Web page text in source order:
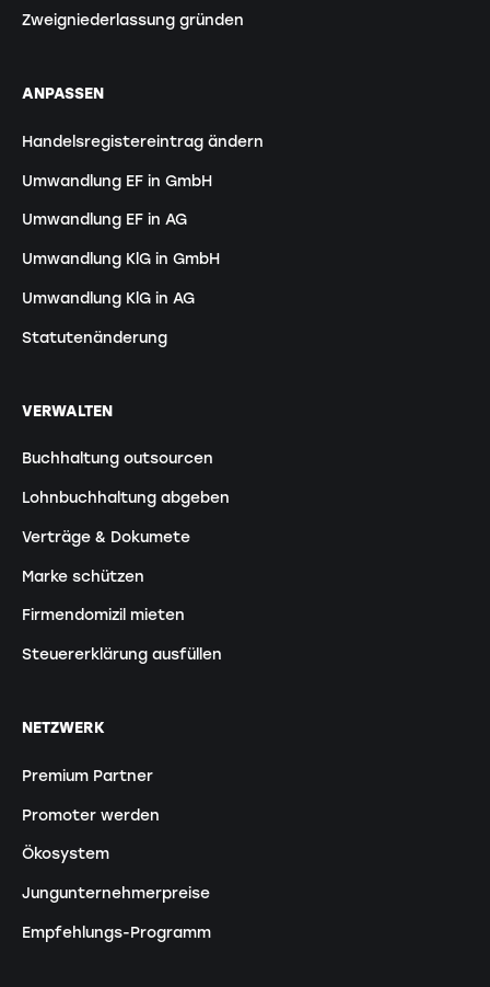
Zweigniederlassung gründen
ANPASSEN
Handelsregistereintrag ändern
Umwandlung EF in GmbH
Umwandlung EF in AG
Umwandlung KlG in GmbH
Umwandlung KlG in AG
Statutenänderung
VERWALTEN
Buchhaltung outsourcen
Lohnbuchhaltung abgeben
Verträge & Dokumete
Marke schützen
Firmendomizil mieten
Steuererklärung ausfüllen
NETZWERK
Premium Partner
Promoter werden
Ökosystem
Jungunternehmerpreise
Empfehlungs-Programm